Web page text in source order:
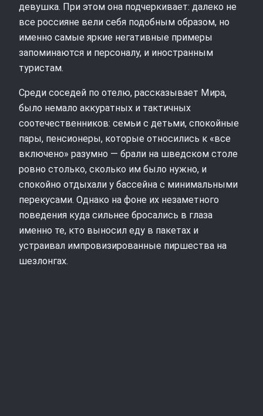
девушка. При этом она подчеркивает: далеко не
все россияне вели себя подобным образом, но
именно самые яркие негативные примеры
запоминаются и персоналу, и иностранным
туристам.
Среди соседей по отелю, рассказывает Мира,
было немало аккуратных и тактичных
соотечественников: семьи с детьми, спокойные
пары, пенсионеры, которые относились к «все
включено» разумно — брали на шведском столе
ровно столько, сколько им было нужно, и
спокойно отдыхали у бассейна с минимальными
перекусами. Однако на фоне их незаметного
поведения куда сильнее бросались в глаза
именно те, кто выносил еду в пакетах и
устраивал импровизированные пиршества на
шезлонгах.